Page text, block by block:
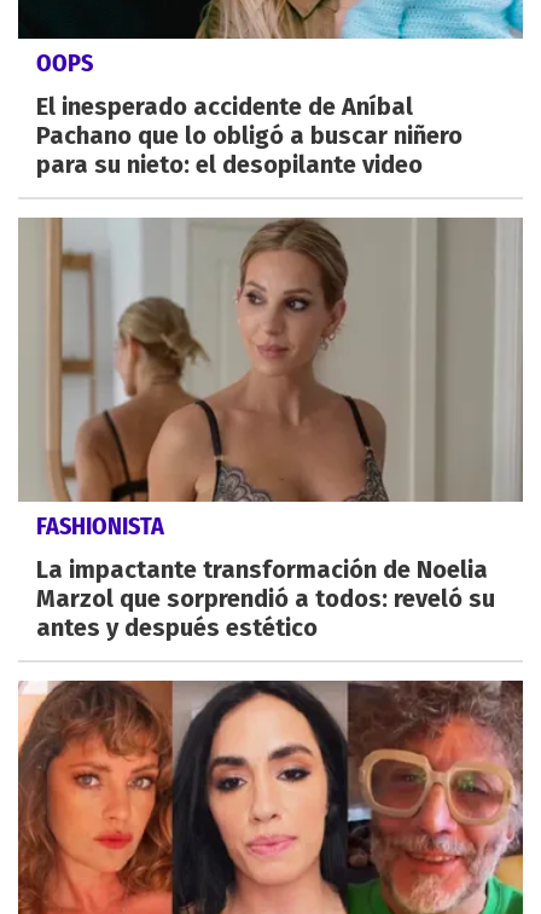
OOPS
El inesperado accidente de Aníbal
Pachano que lo obligó a buscar niñero
para su nieto: el desopilante video
FASHIONISTA
La impactante transformación de Noelia
Marzol que sorprendió a todos: reveló su
antes y después estético